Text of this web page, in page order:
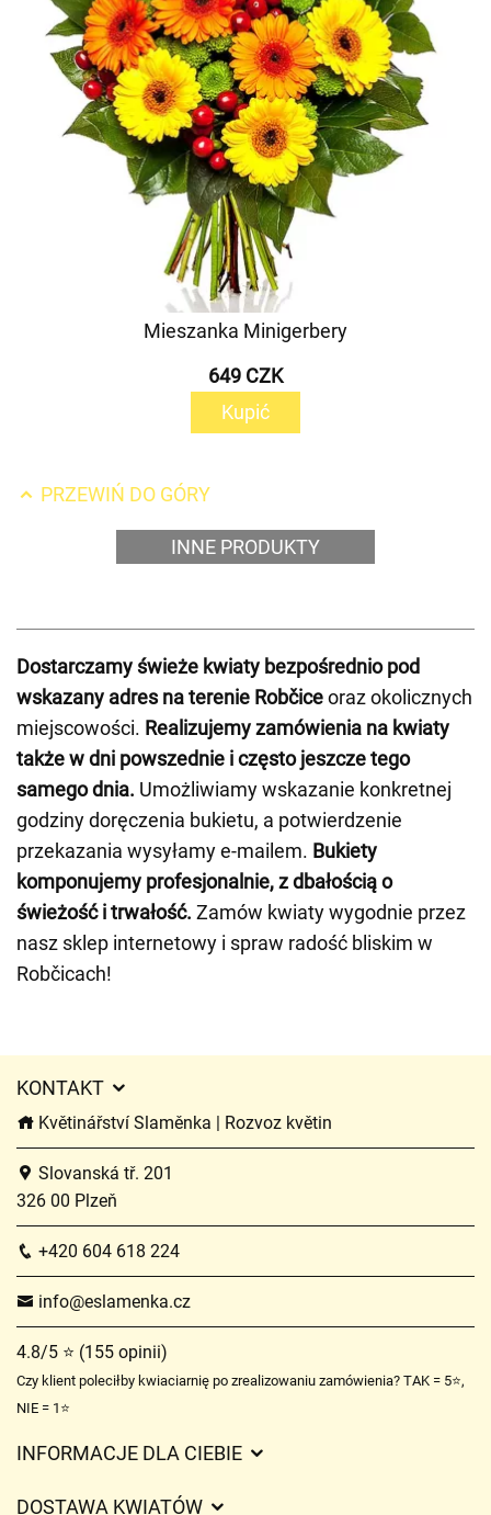
Mieszanka Minigerbery
649 CZK
Kupić
PRZEWIŃ DO GÓRY
INNE PRODUKTY
Dostarczamy świeże kwiaty bezpośrednio pod
wskazany adres na terenie Robčiceoraz okolicznych
miejscowości. Realizujemy zamówienia na kwiaty
także w dni powszednie i często jeszcze tego
samego dnia. Umożliwiamy wskazanie konkretnej
godziny doręczenia bukietu, a potwierdzenie
przekazania wysyłamy e-mailem. Bukiety
komponujemy profesjonalnie, z dbałością o
świeżość i trwałość. Zamów kwiaty wygodnie przez
nasz sklep internetowy i spraw radość bliskim w
Robčicach!
KONTAKT
Květinářství Slaměnka | Rozvoz květin
Slovanská tř. 201
326 00 Plzeň
+420 604 618 224
info@eslamenka.cz
4.8/5 ⭐ (155 opinii)
Czy klient poleciłby kwiaciarnię po zrealizowaniu zamówienia? TAK = 5⭐,
NIE = 1⭐
INFORMACJE DLA CIEBIE
DOSTAWA KWIATÓW